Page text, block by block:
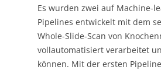
Es wurden zwei auf Machine-
Pipelines entwickelt mit dem
Whole-Slide-Scan von
vollautomatisiert verarbeitet
können. Mit der ersten